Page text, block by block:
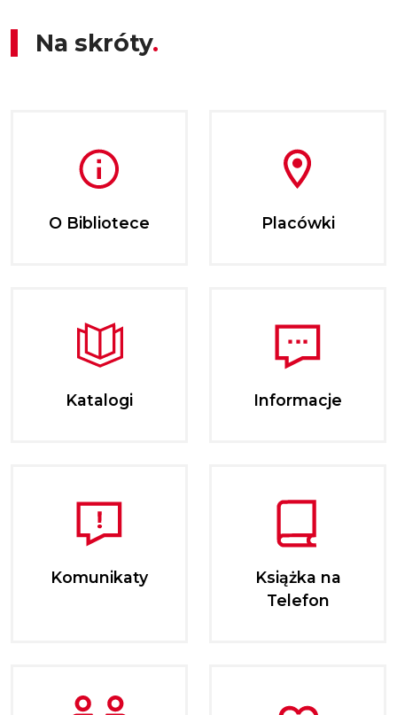
Na skróty
O Bibliotece Placówki
Katalogi Informacje
Komunikaty
Książka na
Telefon